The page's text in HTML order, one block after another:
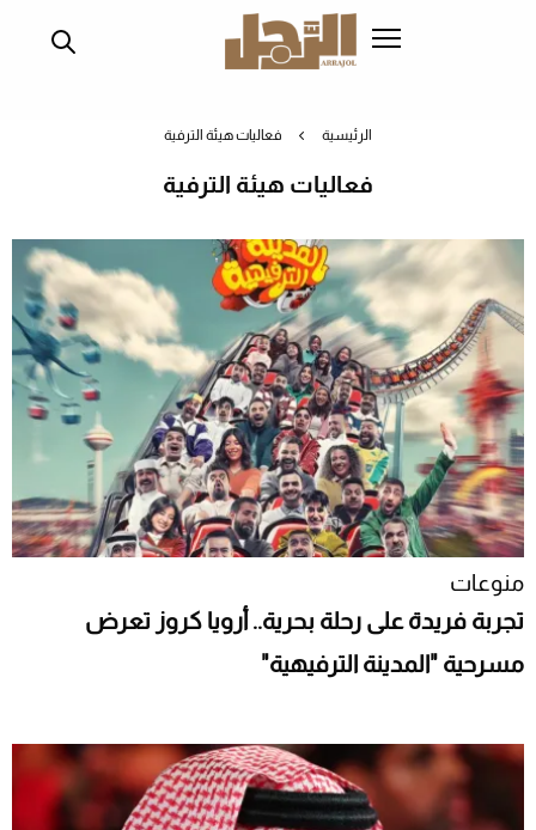
الرئيسية فعاليات هيئة الترفية
فعاليات هيئة الترفية
منوعات
تجربة فريدة على رحلة بحرية.. أرويا كروز تعرض
مسرحية "المدينة الترفيهية"